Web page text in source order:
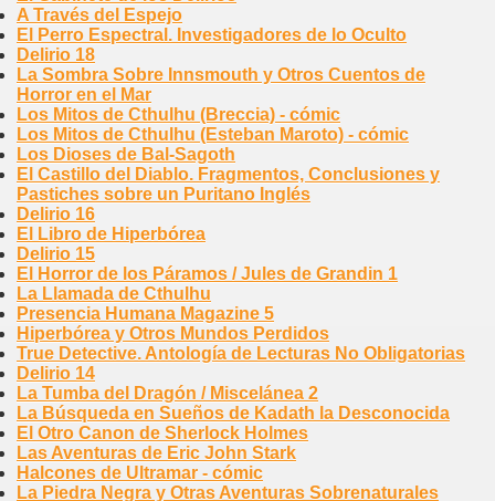
A Través del Espejo
El Perro Espectral. Investigadores de lo Oculto
Delirio 18
La Sombra Sobre Innsmouth y Otros Cuentos de
Horror en el Mar
Los Mitos de Cthulhu (Breccia) - cómic
Los Mitos de Cthulhu (Esteban Maroto) - cómic
Los Dioses de Bal-Sagoth
El Castillo del Diablo. Fragmentos, Conclusiones y
Pastiches sobre un Puritano Inglés
Delirio 16
El Libro de Hiperbórea
Delirio 15
El Horror de los Páramos / Jules de Grandin 1
La Llamada de Cthulhu
Presencia Humana Magazine 5
Hiperbórea y Otros Mundos Perdidos
True Detective. Antología de Lecturas No Obligatorias
Delirio 14
La Tumba del Dragón / Miscelánea 2
La Búsqueda en Sueños de Kadath la Desconocida
El Otro Canon de Sherlock Holmes
Las Aventuras de Eric John Stark
Halcones de Ultramar - cómic
La Piedra Negra y Otras Aventuras Sobrenaturales